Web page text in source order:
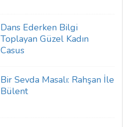
Dans Ederken Bilgi
Toplayan Güzel Kadın
Casus
Bir Sevda Masalı: Rahşan İle
Bülent